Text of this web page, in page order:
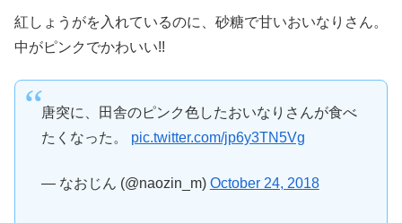
紅しょうがを入れているのに、砂糖で甘いおいなりさん。
中がピンクでかわいい!!
唐突に、田舎のピンク色したおいなりさんが食べ
たくなった。 pic.twitter.com/jp6y3TN5Vg
— なおじん (@naozin_m) October 24, 2018